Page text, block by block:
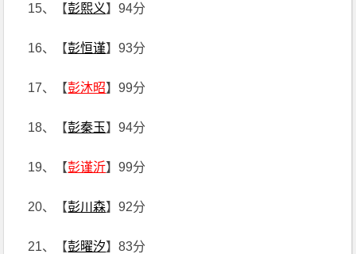
15、【彭熙义】94分
16、【彭恒谨】93分
17、【彭沐昭】99分
18、【彭秦玉】94分
19、【彭谨沂】99分
20、【彭川森】92分
21、【彭曜汐】83分